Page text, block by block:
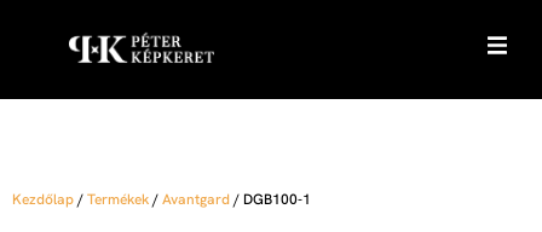
Kezdőlap/Termékek/Avantgard/DGB100-1